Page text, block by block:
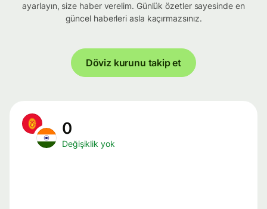
ayarlayın, size haber verelim. Günlük özetler sayesinde en
güncel haberleri asla kaçırmazsınız.
Döviz kurunu takip et
0
Değişiklik yok